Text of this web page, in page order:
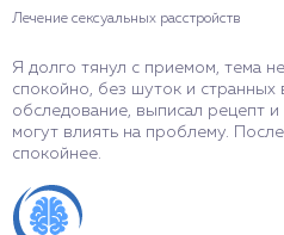
Лечение сексуальных расстройств
Я долго тянул с приемом, тема
спокойно, без шуток и странных
обследование, выписал рецепт
могут влиять на проблему.
спокойнее.